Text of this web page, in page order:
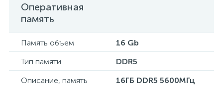
Оперативная
память
Память объем
16 Gb
Тип памяти
DDR5
Описание, память
16ГБ DDR5 5600МГц